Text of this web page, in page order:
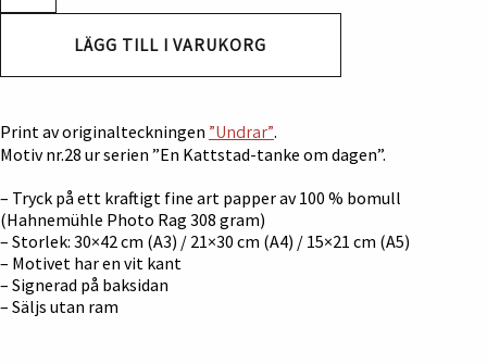
LÄGG TILL I VARUKORG
Print av originalteckningen ”Undrar”.
Motiv nr.28 ur serien ”En Kattstad-tanke om dagen”.
– Tryck på ett kraftigt fine art papper av 100 % bomull
(Hahnemühle Photo Rag 308 gram)
– Storlek: 30×42 cm (A3) / 21×30 cm (A4) / 15×21 cm (A5)
– Motivet har en vit kant
– Signerad på baksidan
– Säljs utan ram